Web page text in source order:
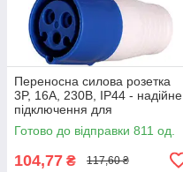
Переносна силова розетка
3P, 16А, 230В, IP44 - надійне
підключення для
електроплити
Готово до відправки 811 од.
104,77 ₴ 117,60 ₴